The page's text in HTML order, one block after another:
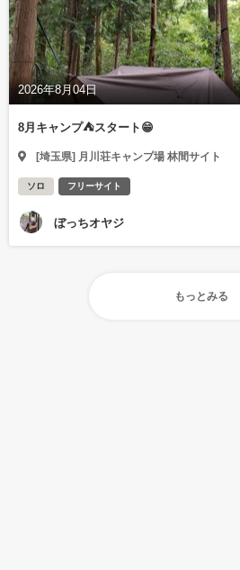
2026年8月04日
8月キャンプ⛺️スタート😁
[埼玉県] 月川荘キャンプ場 林間サイト
ソロ フリーサイト
ぼっちオヤジ
もっとみる